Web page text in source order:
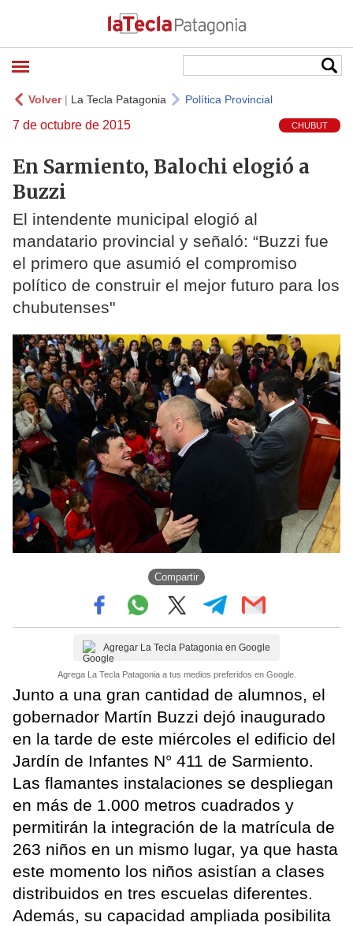
Volver| La Tecla Patagonia Política Provincial
7 de octubre de 2015 CHUBUT
En Sarmiento, Balochi elogió a
Buzzi
El intendente municipal elogió al
mandatario provincial y señaló: “Buzzi fue
el primero que asumió el compromiso
político de construir el mejor futuro para los
chubutenses"
Compartir
Agregar La Tecla Patagonia en Google
Agrega La Tecla Patagonia a tus medios preferidos en Google.
Junto a una gran cantidad de alumnos, el
gobernador Martín Buzzi dejó inaugurado
en la tarde de este miércoles el edificio del
Jardín de Infantes N° 411 de Sarmiento.
Las flamantes instalaciones se despliegan
en más de 1.000 metros cuadrados y
permitirán la integración de la matrícula de
263 niños en un mismo lugar, ya que hasta
este momento los niños asistían a clases
distribuidos en tres escuelas diferentes.
Además, su capacidad ampliada posibilita